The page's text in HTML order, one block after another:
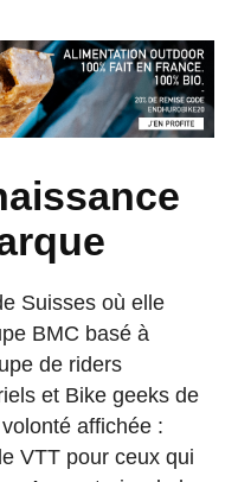
Suisses où elle
BMC basé à
de riders
et Bike geeks de
affichée :
VTT pour ceux qui